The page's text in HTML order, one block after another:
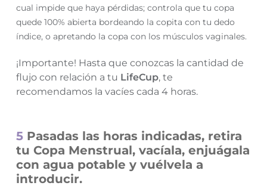
cual impide que haya pérdidas; controla que tu copa
quede 100% abierta bordeando la copita con tu dedo
índice, o apretando la copa con los músculos vaginales.
¡Importante! Hasta que conozcas la cantidad de
flujo con relación a tu LifeCup, te
recomendamos la vacíes cada 4 horas.
5 Pasadas las horas indicadas, retira
tu Copa Menstrual, vacíala, enjuágala
con agua potable y vuélvela a
introducir.